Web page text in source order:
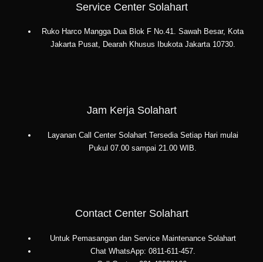
Service Center Solahart
Ruko Harco Mangga Dua Blok F No.41. Sawah Besar, Kota
Jakarta Pusat, Dearah Khusus Ibukota Jakarta 10730.
Jam Kerja Solahart
Layanan Call Center Solahart Tersedia Setiap Hari mulai
Pukul 07.00 sampai 21.00 WIB.
Contact Center Solahart
Untuk Pemasangan dan Service Maintenance Solahart
Chat WhatsApp: 0811-611-457.